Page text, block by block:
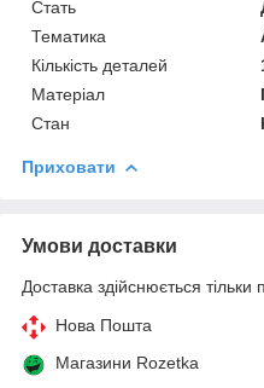
Стать
Тематика
Кількість деталей
Матеріал
Стан
Приховати
Умови доставки
Доставка здійснюється тільки
Нова Пошта
Магазини Rozetka